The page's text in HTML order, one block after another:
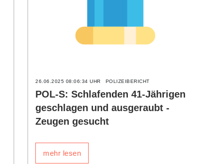
26.06.2025 08:06:34 UHR POLIZEIBERICHT
POL-S: Schlafenden 41-Jährigen
geschlagen und ausgeraubt -
Zeugen gesucht
mehr lesen